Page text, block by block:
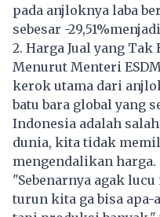
pada anjloknya laba
sebesar -
2. Harga Jual yang
Menurut Menteri
kerok utama dari
batu bara global yang
Indonesia adalah
dunia, kita tidak
mengendalikan harga.
"Sebenarnya agak
turun kita ga bisa